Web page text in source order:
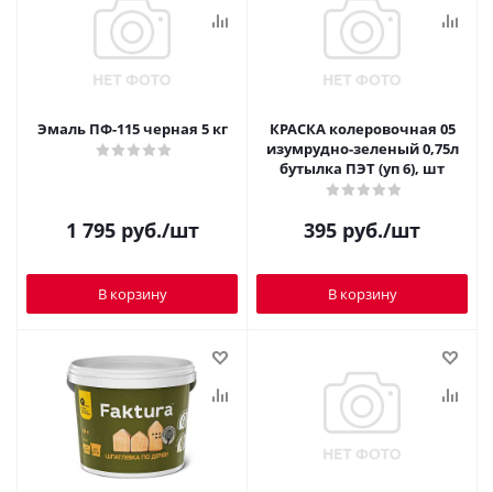
Эмаль ПФ-115 черная 5 кг
1 795руб./шт
В корзину
КРАСКА колеровочная 05
изумрудно-зеленый 0,75л
бутылка ПЭТ (уп 6), шт
395 руб./шт
В корзину